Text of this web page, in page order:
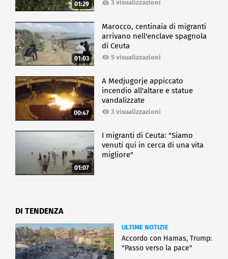
01:29 3 visualizzazioni
01:03
Marocco, centinaia di migranti
arrivano nell'enclave spagnola
di Ceuta
5 visualizzazioni
00:47
A Medjugorje appiccato
incendio all'altare e statue
vandalizzate
3 visualizzazioni
01:07
I migranti di Ceuta: "Siamo
venuti qui in cerca di una vita
migliore"
DI TENDENZA
ULTIME NOTIZIE
Accordo con Hamas, Trump:
"Passo verso la pace"